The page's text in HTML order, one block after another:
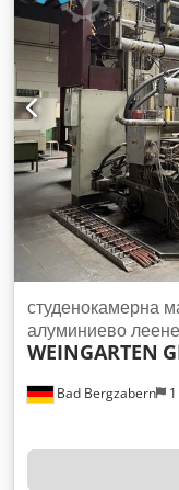
Bad Bergzabern
студенокамерна
алуминиево
WEINGARTEN